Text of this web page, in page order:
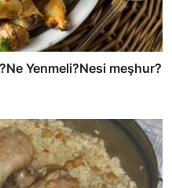
Yenmeli?Nesi meşhur?